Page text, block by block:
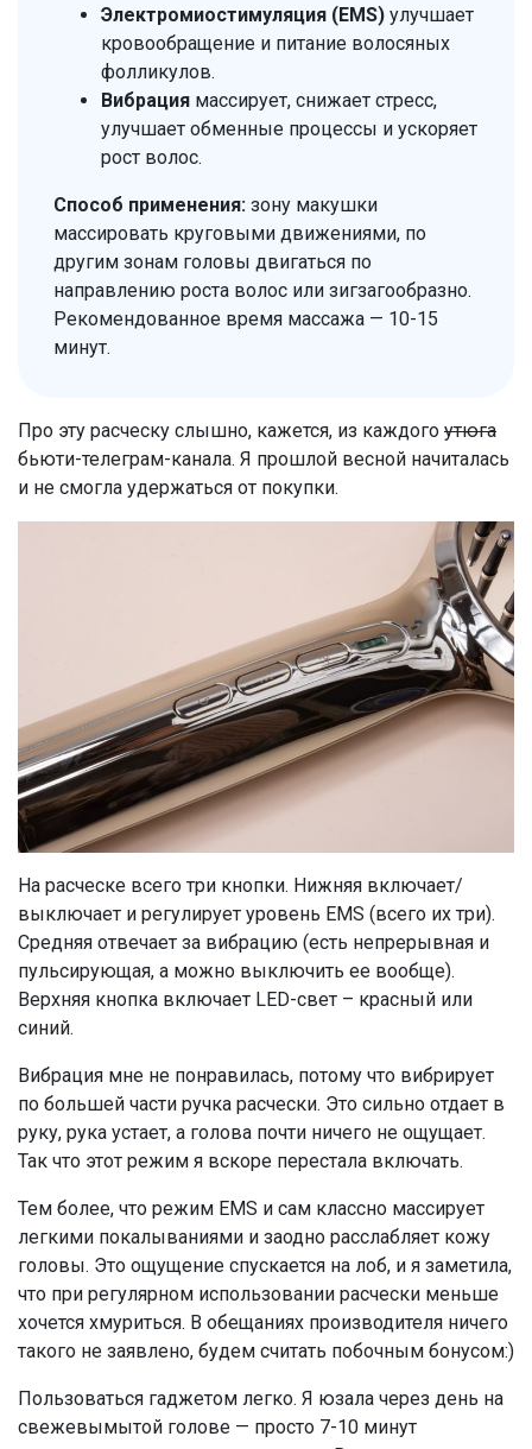
Электромиостимуляция (EMS) улучшает
кровообращение и питание волосяных
фолликулов.
Вибрация массирует, снижает стресс,
улучшает обменные процессы и ускоряет
рост волос.
Способ применения: зону макушки
массировать круговыми движениями, по
другим зонам головы двигаться по
направлению роста волос или зигзагообразно.
Рекомендованное время массажа — 10-15
минут.
Про эту расческу слышно, кажется, из каждого утюга
бьюти-телеграм-канала. Я прошлой весной начиталась
и не смогла удержаться от покупки.
На расческе всего три кнопки. Нижняя включает/
выключает и регулирует уровень EMS (всего их три).
Средняя отвечает за вибрацию (есть непрерывная и
пульсирующая, а можно выключить ее вообще).
Верхняя кнопка включает LED-свет – красный или
синий.
Вибрация мне не понравилась, потому что вибрирует
по большей части ручка расчески. Это сильно отдает в
руку, рука устает, а голова почти ничего не ощущает.
Так что этот режим я вскоре перестала включать.
Тем более, что режим EMS и сам классно массирует
легкими покалываниями и заодно расслабляет кожу
головы. Это ощущение спускается на лоб, и я заметила,
что при регулярном использовании расчески меньше
хочется хмуриться. В обещаниях производителя ничего
такого не заявлено, будем считать побочным бонусом:)
Пользоваться гаджетом легко. Я юзала через день на
свежевымытой голове — просто 7-10 минут